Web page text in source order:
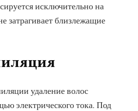
исключительно на
затрагивает близлежащие
удаление волос
электрического тока. Под